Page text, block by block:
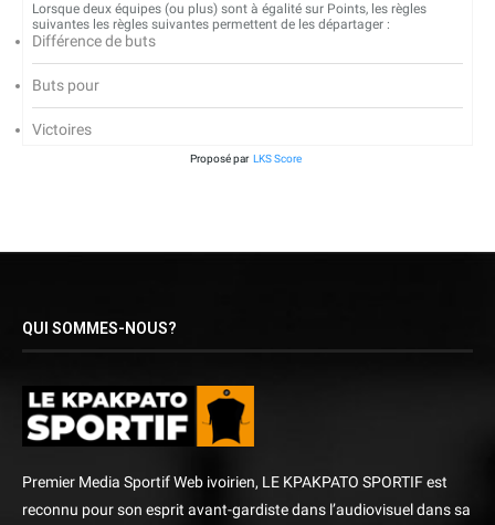
Lorsque deux équipes (ou plus) sont à égalité sur Points, les règles
suivantes les règles suivantes permettent de les départager :
Différence de buts
Buts pour
Victoires
Proposé par LKS Score
QUI SOMMES-NOUS?
Premier Media Sportif Web ivoirien, LE KPAKPATO SPORTIF est
reconnu pour son esprit avant-gardiste dans l’audiovisuel dans sa